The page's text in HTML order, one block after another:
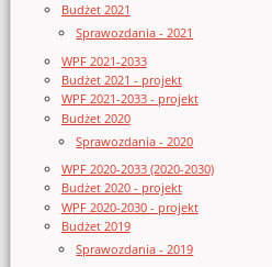
Budżet 2021
Sprawozdania - 2021
WPF 2021-2033
Budżet 2021 - projekt
WPF 2021-2033 - projekt
Budżet 2020
Sprawozdania - 2020
WPF 2020-2033 (2020-2030)
Budżet 2020 - projekt
WPF 2020-2030 - projekt
Budżet 2019
Sprawozdania - 2019